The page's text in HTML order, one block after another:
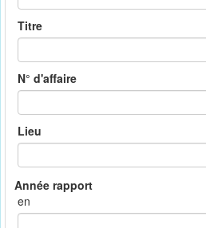
Titre
N° d'affaire
Lieu
en